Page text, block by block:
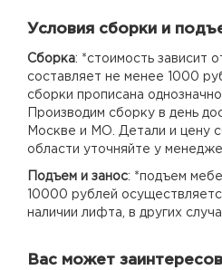
Условия сборки и
Сборка: *стоимость зависит
составляет не менее 1000
сборки прописана
Производим сборку в день
Москве и МО. Детали и цену
области уточняйте у
Подъем и занос: *подъем
10000 рублей
наличии лифта, в других
Вас может